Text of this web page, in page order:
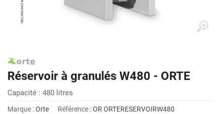
Réservoir à granulés W480 - ORTE
Capacité : 480 litres
Marque :Orte Référence :OR ORTERESERVOIRW480